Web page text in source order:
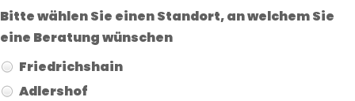
Bitte wählen Sie einen Standort, an welchem Sie
eine Beratung wünschen
Friedrichshain
Adlershof